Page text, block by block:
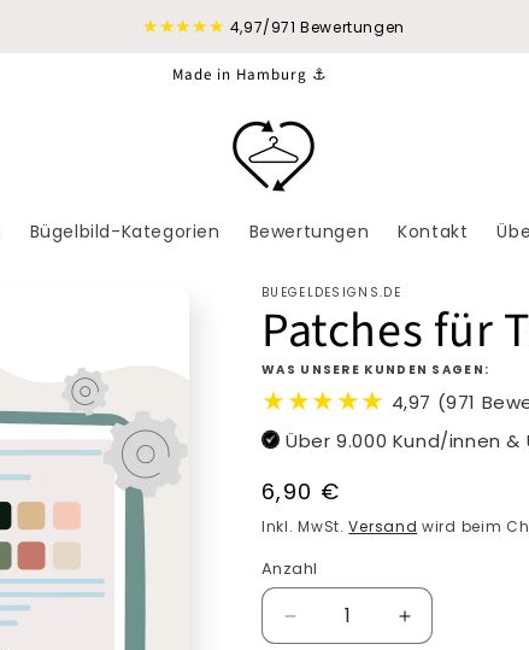
★★★★★ 4,97/971 Bewertungen
Made in Hamburg ⚓
Bügelbild-Kategorien Bewertungen Kontakt
BUEGELDESIGNS.DE
Patches für
WAS UNSERE KUNDEN SAGEN:
★★★★★ 4,97 (971
Über 9.000 Kund/innen
Normaler
Preis
6,90 €
Inkl. MwSt.Versand wird beim
Anzahl
Verringere
Erhöhe